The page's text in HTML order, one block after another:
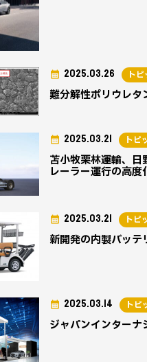
難分解性ポリウレタ
2025.03.26 ト
苫小牧栗林運輸、
レーラー運行の高
2025.03.21 トピ
新開発の内製バッテ
2025.03.21 トピ
ジャパンインターナ
2025.03.14 トピ